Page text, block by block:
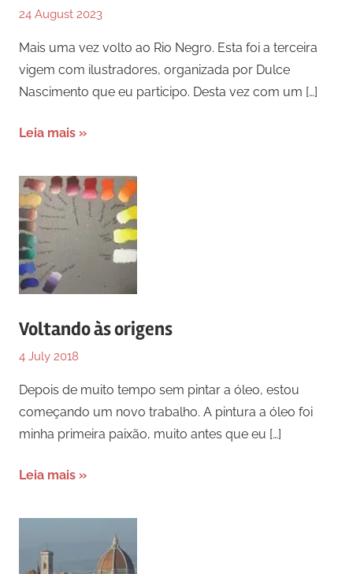
24 August 2023
Mais uma vez volto ao Rio Negro. Esta foi a terceira
vigem com ilustradores, organizada por Dulce
Nascimento que eu participo. Desta vez com um […]
Leia mais
Voltando às origens
4 July 2018
Depois de muito tempo sem pintar a óleo, estou
começando um novo trabalho. A pintura a óleo foi
minha primeira paixão, muito antes que eu […]
Leia mais